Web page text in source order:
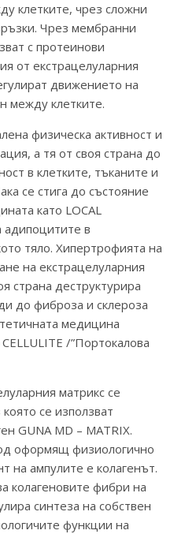
клетките, чрез сложни
Чрез мембранни
с протеинови
от екстрацелуларния
движението на
между клетките.
физическа активност и
а тя от своя страна до
в клетките, тъканите и
се стига до състояние
като LOCAL
адипоцитите в
тяло. Хипертрофията на
на екстрацелуларния
страна деструктурира
до фиброза и склероза
медицина
/”Портокалова
матрикс се
се използват
GUNA MD – MATRIX.
оформящ физиологично
на ампулите е колагенът.
колагеновите фибри на
синтеза на собствен
функции на